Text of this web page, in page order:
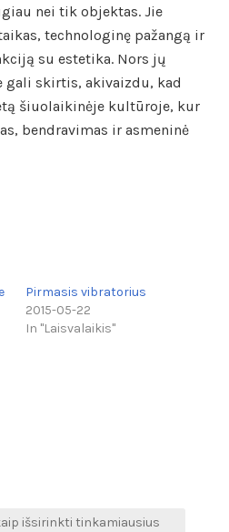
nei tik objektas. Jie
technologinę pažangą ir
su estetika. Nors jų
gali skirtis, akivaizdu, kad
šiuolaikinėje kultūroje, kur
bendravimas ir asmeninė
Pirmasis vibratorius
2015-05-22
In "Laisvalaikis"
išsirinkti tinkamiausius